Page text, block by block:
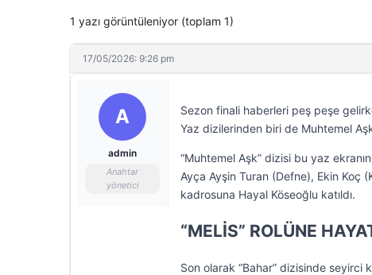
1 yazı görüntüleniyor (toplam 1)
17/05/2026: 9:26 pm
A
admin
Anahtar
yönetici
Sezon finali haberleri peş peşe
Yaz dizilerinden biri de Muhtemel
“Muhtemel Aşk” dizisi bu yaz
Ayça Ayşin Turan (Defne), Ekin Koç
kadrosuna Hayal Köseoğlu katıldı.
“MELİS” ROLÜNE
Son olarak “Bahar” dizisinde seyirci